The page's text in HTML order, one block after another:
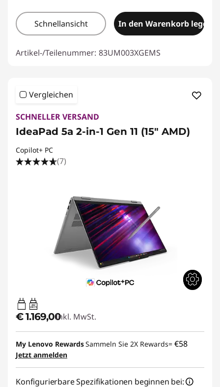
Schnellansicht In den Warenkorb legen
Artikel-/Teilenummer: 83UM003XGEMS
Vergleichen
SCHNELLER VERSAND
IdeaPad 5a 2-in-1 Gen 11 (15" AMD)
Copilot+ PC
(7)
45W
USB PD
€ 1.169,00Inkl. MwSt.
My Lenovo RewardsSammeln Sie 2X Rewards= €58
Jetzt anmelden
Konfigurierbare Spezifikationen beginnen bei: